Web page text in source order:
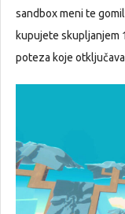
sandbox meni te
kupujete skupljanjem
poteza koje